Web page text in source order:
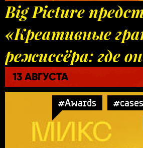
Big Picture
«Креативные
режиссёра: где
13 АВГУСТА
#Awards #cases